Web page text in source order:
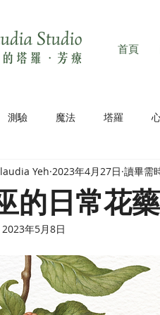
首頁
測驗 魔法 塔羅
的日常花
Yeh 2023年4月27日 讀畢需
2023年5月8日